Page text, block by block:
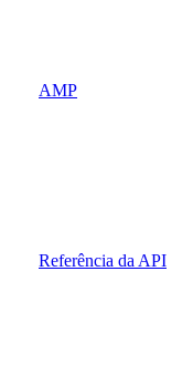
AMP
Referência da API